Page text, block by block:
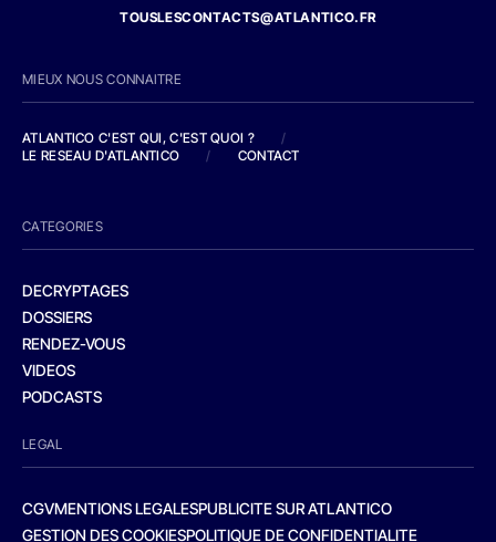
TOUSLESCONTACTS@ATLANTICO.FR
MIEUX NOUS CONNAITRE
ATLANTICO C'EST QUI, C'EST QUOI ?
/
LE RESEAU D'ATLANTICO
/ CONTACT
CATEGORIES
DECRYPTAGES
DOSSIERS
RENDEZ-VOUS
VIDEOS
PODCASTS
LEGAL
CGVMENTIONS LEGALESPUBLICITE SUR ATLANTICO
GESTION DES COOKIESPOLITIQUE DE CONFIDENTIALITE